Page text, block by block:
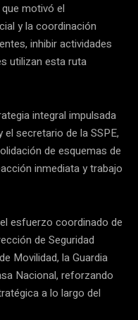
motivó el
y la coordinación
inhibir actividades
utilizan esta ruta
integral impulsada
secretario de la SSPE,
de esquemas de
inmediata y trabajo
esfuerzo coordinado de
de Seguridad
Movilidad, la Guardia
Nacional, reforzando
a lo largo del